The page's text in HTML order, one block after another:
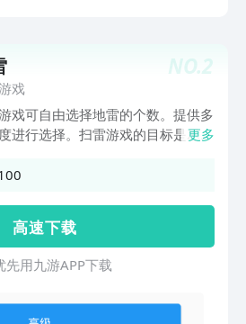
NO.2
戏
戏可自由选择地雷的个数。提供多
进行选择。扫雷游戏的目标是尽快
果挖开的是地雷，你将输掉游戏。
可挖开方块。如果方块上出现数字，
在其周围的八个方位中存在的地雷
然后以此来判断下一步挖开哪个方
记过的地雷可取消地雷标记。4.点击
更多
高 速 下 载
先用九游APP下载